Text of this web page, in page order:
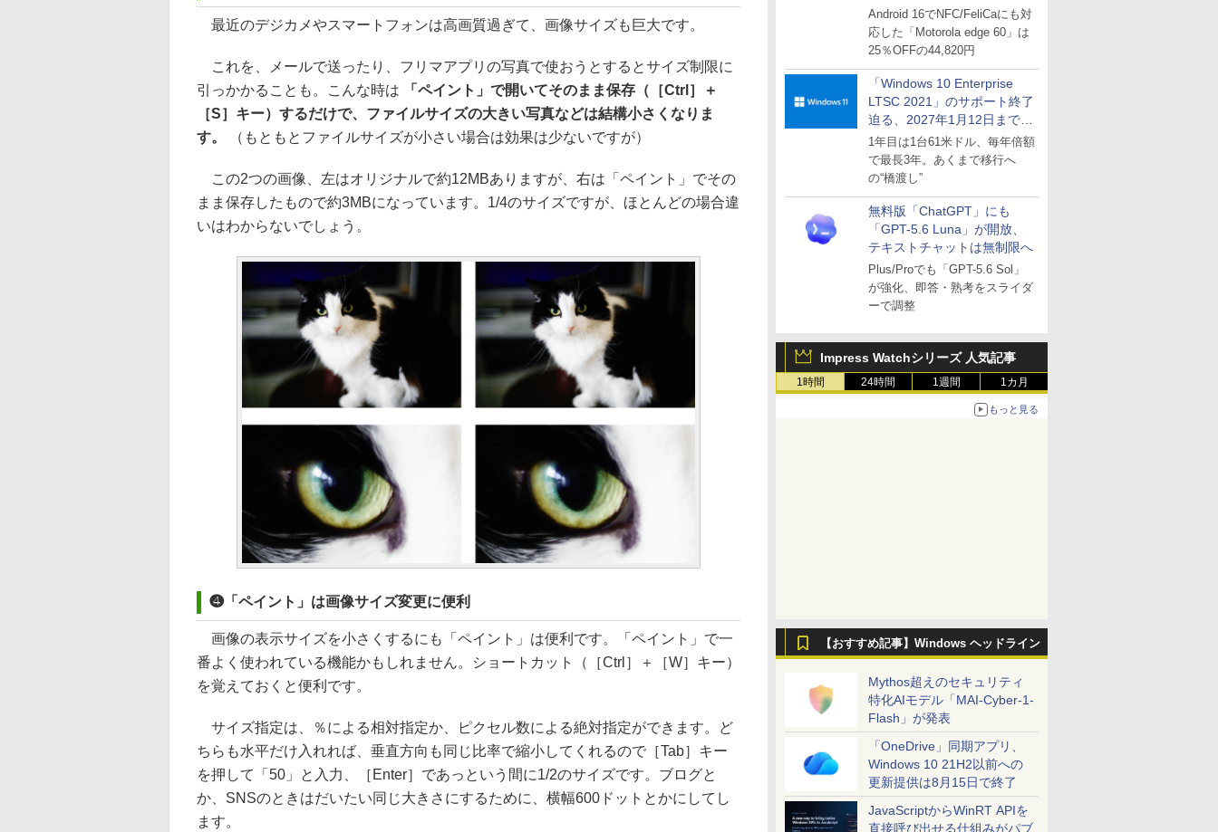
Android 16でNFC/FeliCaにも対
応した「Motorola edge 60」は
25％OFFの44,820円
「Windows 10 Enterprise
LTSC 2021」のサポート終了
迫る、2027年1月12日まで
～ESUは9月1日から販売
1年目は1台61米ドル、毎年倍額
で最長3年。あくまで移行へ
の“橋渡し”
無料版「ChatGPT」にも
「GPT-5.6 Luna」が開放、
テキストチャットは無制限へ
Plus/Proでも「GPT-5.6 Sol」
が強化、即答・熟考をスライダ
ーで調整
Impress Watchシリーズ 人気記事
1時間 24時間 1週間 1カ月
もっと見る
【おすすめ記事】Windows ヘッドライン
Mythos超えのセキュリティ
特化AIモデル「MAI-Cyber-1-
Flash」が発表
「OneDrive」同期アプリ、
Windows 10 21H2以前への
更新提供は8月15日で終了
JavaScriptからWinRT APIを
直接呼び出せる仕組みがパブ
最近のデジカメやスマートフォンは高画質過ぎて、画像サイズも巨大です。
これを、メールで送ったり、フリマアプリの写真で使おうとするとサイズ制限に
引っかかることも。こんな時は 「ペイント」で開いてそのまま保存（［Ctrl］＋
［S］キー）するだけで、ファイルサイズの大きい写真などは結構小さくなりま
す。
（もともとファイルサイズが小さい場合は効果は少ないですが）
この2つの画像、左はオリジナルで約12MBありますが、右は「ペイント」でその
まま保存したもので約3MBになっています。1/4のサイズですが、ほとんどの場合違
いはわからないでしょう。
❹「ペイント」は画像サイズ変更に便利
画像の表示サイズを小さくするにも「ペイント」は便利です。「ペイント」で一
番よく使われている機能かもしれません。ショートカット（［Ctrl］＋［W］キー）
を覚えておくと便利です。
サイズ指定は、％による相対指定か、ピクセル数による絶対指定ができます。ど
ちらも水平だけ入れれば、垂直方向も同じ比率で縮小してくれるので［Tab］キー
を押して「50」と入力、［Enter］であっという間に1/2のサイズです。ブログと
か、SNSのときはだいたい同じ大きさにするために、横幅600ドットとかにしてし
ます。